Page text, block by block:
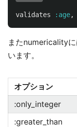
validates :age,
またnumericality
います。
オプション
:only_integer
:greater_than